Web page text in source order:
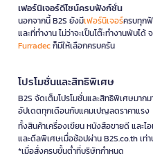
เฟอร์นิเจอร์ดีไซน์ครบฟังก์ชั่น
นอกจากนี้ B2S ยังมีเฟอร์นิเจอร์ครบทุก
และที่ทำงาน ไม่ว่าจะเป็นโต๊ะทำงานพับได้
Furradecก็มีให้เลือกครบครัน
โปรโมชั่นและสิทธิพิเศษ
B2S จัดเต็มโปรโมชั่นและสิทธิพิเศษมาก
อัปเดตทุกเดือนกับแคมเปญลดราคาแรง
ทั้งสินค้าเครื่องเขียน หนังสือขายดี และ
และดีลพิเศษเมื่อช้อปผ่าน B2S.co.th เท่
*เมื่อสั่งครบขั้นต่ำที่บริษัทกำหนด